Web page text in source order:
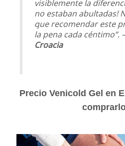
visiblemente la
no estaban abultadas!
que recomendar este
la pena cada céntimo”.
Croacia
Precio Venicold Gel en